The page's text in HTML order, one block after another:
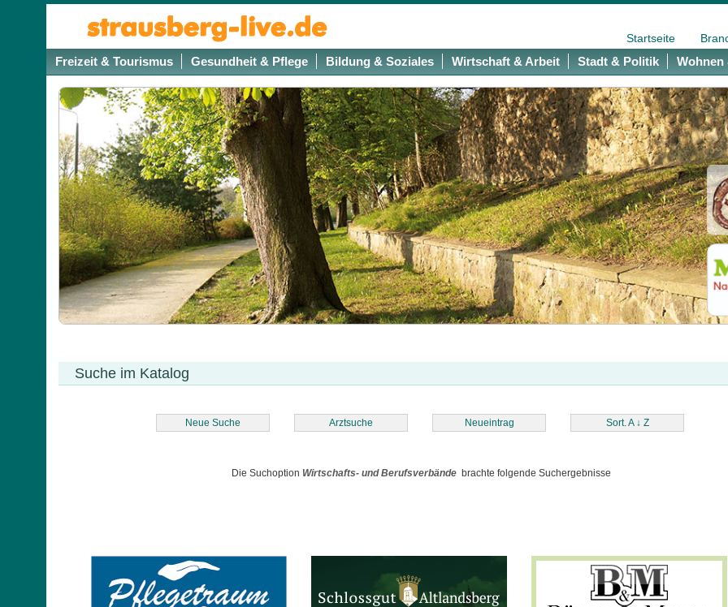
Startseite
Freizeit & Tourismus Gesundheit & Pflege Bildung & Soziales Wirtschaft & Arbeit Stadt & Politik Wohnen
Suche im Katalog
Neue Suche Arztsuche Neueintrag Sort. A ↓ Z
Die Suchoption Wirtschafts- und Berufsverbändebrachte folgende Suchergebnisse